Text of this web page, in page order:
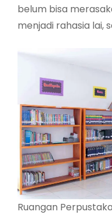
belum bisa
menjadi rahasia lai,
Ruangan